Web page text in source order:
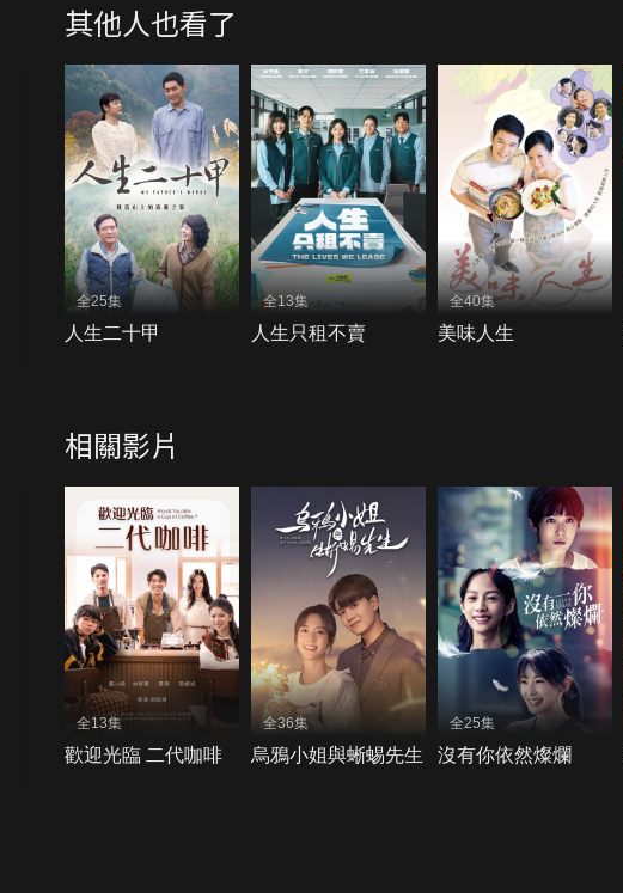
其他人也看了
全25集
人生二十甲
全13集
人生只租不賣
全40集
美味人生
相關影片
全13集
歡迎光臨 二代咖啡
全36集
烏鴉小姐與蜥蜴先生
全25集
沒有你依然燦爛